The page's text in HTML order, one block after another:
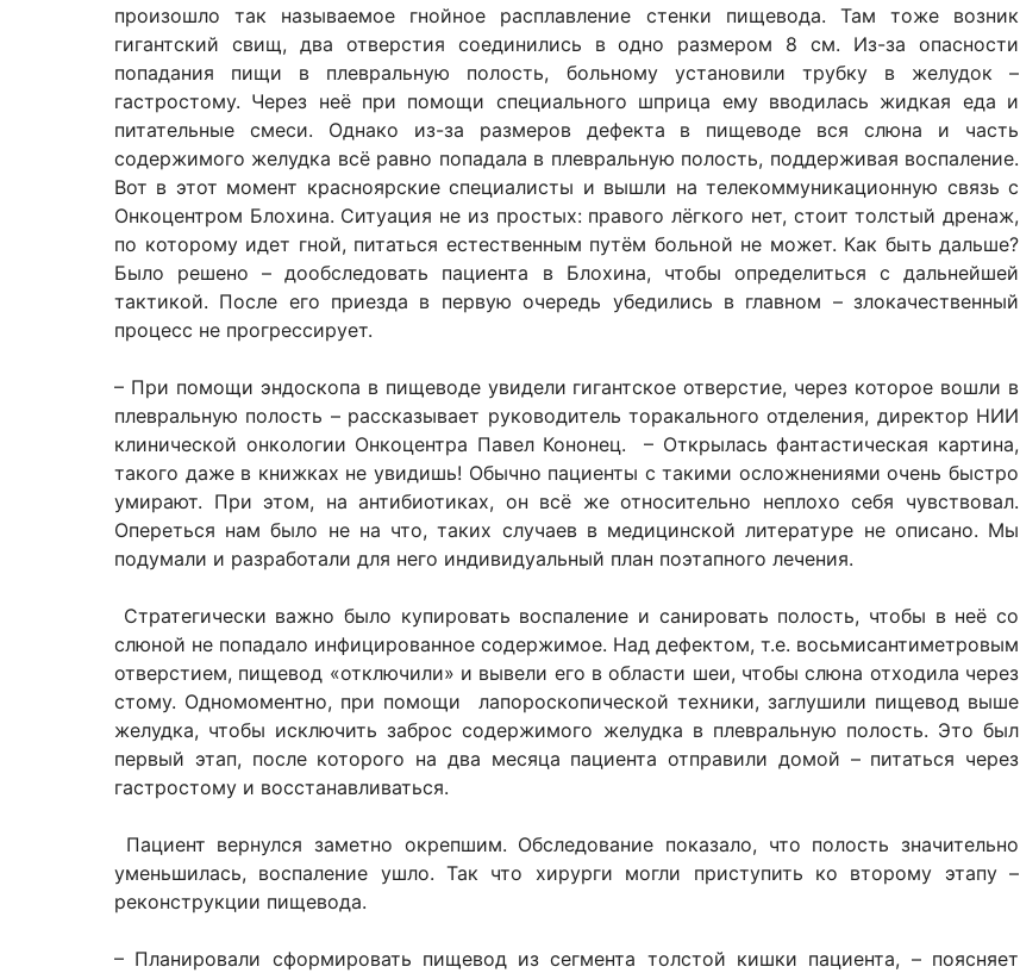
произошло так называемое гнойное расплавление стенки пищевода. Там тоже возник
гигантский свищ, два отверстия соединились в одно размером 8 см. Из-за опасности
попадания пищи в плевральную полость, больному установили трубку в желудок –
гастростому. Через неё при помощи специального шприца ему вводилась жидкая еда и
питательные смеси. Однако из-за размеров дефекта в пищеводе вся слюна и часть
содержимого желудка всё равно попадала в плевральную полость, поддерживая воспаление.
Вот в этот момент красноярские специалисты и вышли на телекоммуникационную связь с
Онкоцентром Блохина. Ситуация не из простых: правого лёгкого нет, стоит толстый дренаж,
по которому идет гной, питаться естественным путём больной не может. Как быть дальше?
Было решено – дообследовать пациента в Блохина, чтобы определиться с дальнейшей
тактикой. После его приезда в первую очередь убедились в главном – злокачественный
процесс не прогрессирует.
– При помощи эндоскопа в пищеводе увидели гигантское отверстие, через которое вошли в
плевральную полость – рассказывает руководитель торакального отделения, директор НИИ
клинической онкологии Онкоцентра Павел Кононец. – Открылась фантастическая картина,
такого даже в книжках не увидишь! Обычно пациенты с такими осложнениями очень быстро
умирают. При этом, на антибиотиках, он всё же относительно неплохо себя чувствовал.
Опереться нам было не на что, таких случаев в медицинской литературе не описано. Мы
подумали и разработали для него индивидуальный план поэтапного лечения.
Стратегически важно было купировать воспаление и санировать полость, чтобы в неё со
слюной не попадало инфицированное содержимое. Над дефектом, т.е. восьмисантиметровым
отверстием, пищевод «отключили» и вывели его в области шеи, чтобы слюна отходила через
стому. Одномоментно, при помощи лапороскопической техники, заглушили пищевод выше
желудка, чтобы исключить заброс содержимого желудка в плевральную полость. Это был
первый этап, после которого на два месяца пациента отправили домой – питаться через
гастростому и восстанавливаться.
Пациент вернулся заметно окрепшим. Обследование показало, что полость значительно
уменьшилась, воспаление ушло. Так что хирурги могли приступить ко второму этапу –
реконструкции пищевода.
– Планировали сформировать пищевод из сегмента толстой кишки пациента, – поясняет